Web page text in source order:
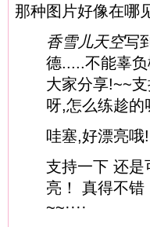
那种图片好像在哪
香雪儿天空写
德.....不能辜
大家分享!~~
呀,怎么练趁的
哇塞,好漂亮哦!
支持一下 还是
亮！ 真得不
~~····